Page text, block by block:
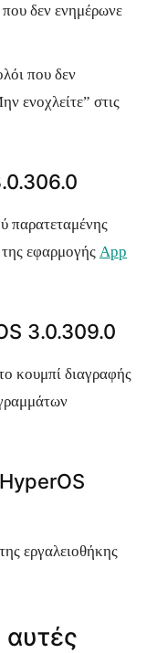
δεν ενημέρωνε
που δεν
ενοχλείτε” στις
παρατεταμένης
της εφαρμογής App
3.0.309.0
κουμπί διαγραφής
εργαλειοθήκης
αυτές